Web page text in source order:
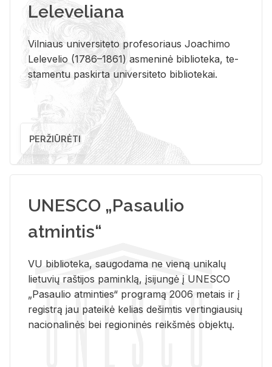
Leleveliana
Vil­niaus uni­ver­si­te­to pro­fe­so­riaus Jo­a­chi­mo
Le­le­ve­lio (1786–1861) as­me­ni­nė bi­b­lio­te­ka, te­
sta­men­tu pa­skir­ta uni­ver­si­te­to bi­b­lio­te­kai.
PERŽIŪRĖTI
UNESCO „Pasaulio
atmintis“
VU biblioteka, saugodama ne vieną unikalų
lietuvių raštijos paminklą, įsijungė į UNESCO
„Pasaulio atminties“ programą 2006 metais ir į
registrą jau pateikė kelias dešimtis vertingiausių
nacionalinės bei regioninės reikšmės objektų.